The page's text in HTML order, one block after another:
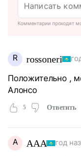
Комментарии проходят
R rossoneri
Положительно ,
Алонсо
5 Ответить
A AAA год